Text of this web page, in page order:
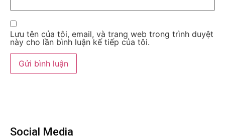
Lưu tên của tôi, email, và trang web trong trình duyệt
này cho lần bình luận kế tiếp của tôi.
Social Media